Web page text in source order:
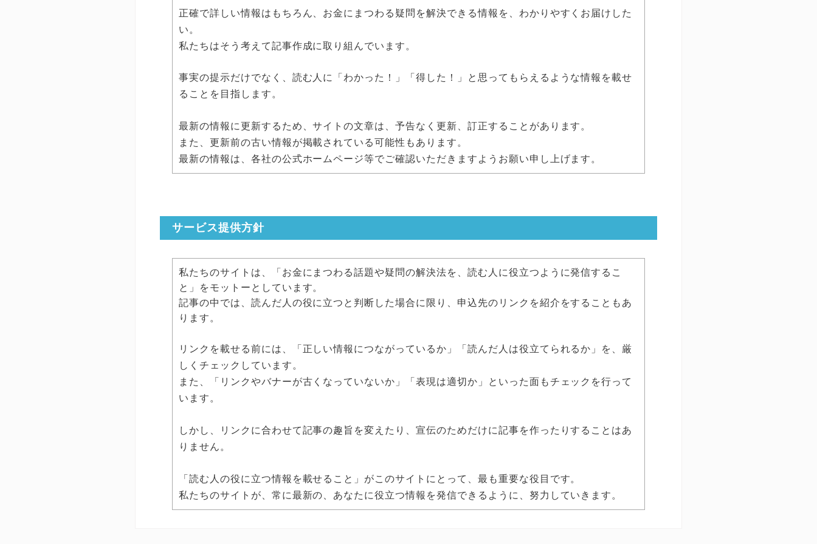
正確で詳しい情報はもちろん、お金にまつわる疑問を解決できる情報を、わかりやすくお届けした
い。
私たちはそう考えて記事作成に取り組んでいます。
事実の提示だけでなく、読む人に「わかった！」「得した！」と思ってもらえるような情報を載せ
ることを目指します。
最新の情報に更新するため、サイトの文章は、予告なく更新、訂正することがあります。
また、更新前の古い情報が掲載されている可能性もあります。
最新の情報は、各社の公式ホームページ等でご確認いただきますようお願い申し上げます。
サービス提供方針
私たちのサイトは、「お金にまつわる話題や疑問の解決法を、読む人に役立つように発信するこ
と」をモットーとしています。
記事の中では、読んだ人の役に立つと判断した場合に限り、申込先のリンクを紹介をすることもあ
ります。
リンクを載せる前には、「正しい情報につながっているか」「読んだ人は役立てられるか」を、厳
しくチェックしています。
また、「リンクやバナーが古くなっていないか」「表現は適切か」といった面もチェックを行って
います。
しかし、リンクに合わせて記事の趣旨を変えたり、宣伝のためだけに記事を作ったりすることはあ
りません。
「読む人の役に立つ情報を載せること」がこのサイトにとって、最も重要な役目です。
私たちのサイトが、常に最新の、あなたに役立つ情報を発信できるように、努力していきます。